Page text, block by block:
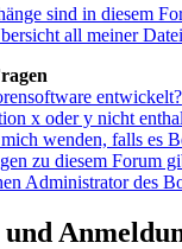
sind in diesem
all meiner
entwickelt?
x oder y nicht
wenden, falls es
zu diesem Forum
Administrator des